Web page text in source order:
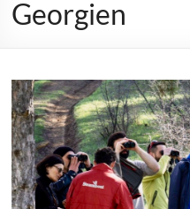
Georgien